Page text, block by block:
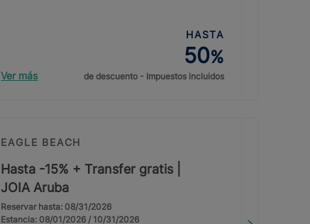
Ver más
HASTA
50%
de descuento - Impuestos incluidos
EAGLE BEACH
Hasta -15% + Transfer gratis |
JOIA Aruba
Reservar hasta: 08/31/2026
Estancia: 08/01/2026 / 10/31/2026